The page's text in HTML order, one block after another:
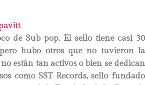
de Sub pop. El sello tiene casi 30
hubo otros que no tuvieron la
están tan activos o bien se dedican
como SST Records, sello fundado